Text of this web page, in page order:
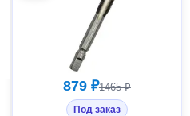
879 ₽1465 ₽
Под заказ